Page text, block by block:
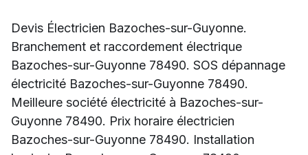
Devis Électricien Bazoches-sur-Guyonne.
Branchement et raccordement électrique
Bazoches-sur-Guyonne 78490. SOS dépannage
électricité Bazoches-sur-Guyonne 78490.
Meilleure société électricité à Bazoches-sur-
Guyonne 78490. Prix horaire électricien
Bazoches-sur-Guyonne 78490. Installation